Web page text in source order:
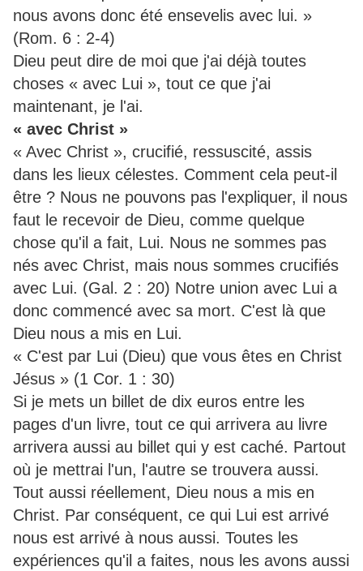
nous avons donc été ensevelis avec lui. »
(Rom. 6 : 2-4)
Dieu peut dire de moi que j'ai déjà toutes
choses « avec Lui », tout ce que j'ai
maintenant, je l'ai.
« avec Christ »
« Avec Christ », crucifié, ressuscité, assis
dans les lieux célestes. Comment cela peut-il
être ? Nous ne pouvons pas l'expliquer, il nous
faut le recevoir de Dieu, comme quelque
chose qu'il a fait, Lui. Nous ne sommes pas
nés avec Christ, mais nous sommes crucifiés
avec Lui. (Gal. 2 : 20) Notre union avec Lui a
donc commencé avec sa mort. C'est là que
Dieu nous a mis en Lui.
« C'est par Lui (Dieu) que vous êtes en Christ
Jésus » (1 Cor. 1 : 30)
Si je mets un billet de dix euros entre les
pages d'un livre, tout ce qui arrivera au livre
arrivera aussi au billet qui y est caché. Partout
où je mettrai l'un, l'autre se trouvera aussi.
Tout aussi réellement, Dieu nous a mis en
Christ. Par conséquent, ce qui Lui est arrivé
nous est arrivé à nous aussi. Toutes les
expériences qu'il a faites, nous les avons aussi